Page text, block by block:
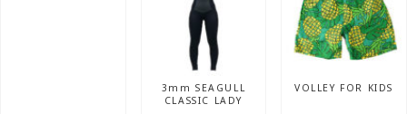
3mm SEAGULL
CLASSIC LADY
VOLLEY FOR KIDS